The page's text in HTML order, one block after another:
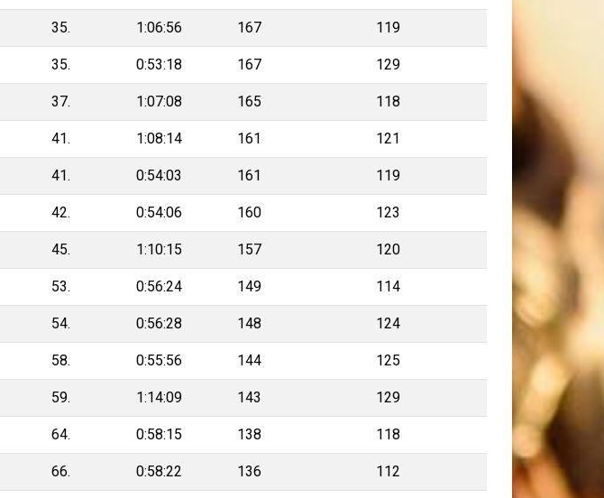
35. 1:06:56 167 119
35. 0:53:18 167 129
37. 1:07:08 165 118
41. 1:08:14 161 121
41. 0:54:03 161 119
42. 0:54:06 160 123
45. 1:10:15 157 120
53. 0:56:24 149 114
54. 0:56:28 148 124
58. 0:55:56 144 125
59. 1:14:09 143 129
64. 0:58:15 138 118
66. 0:58:22 136 112